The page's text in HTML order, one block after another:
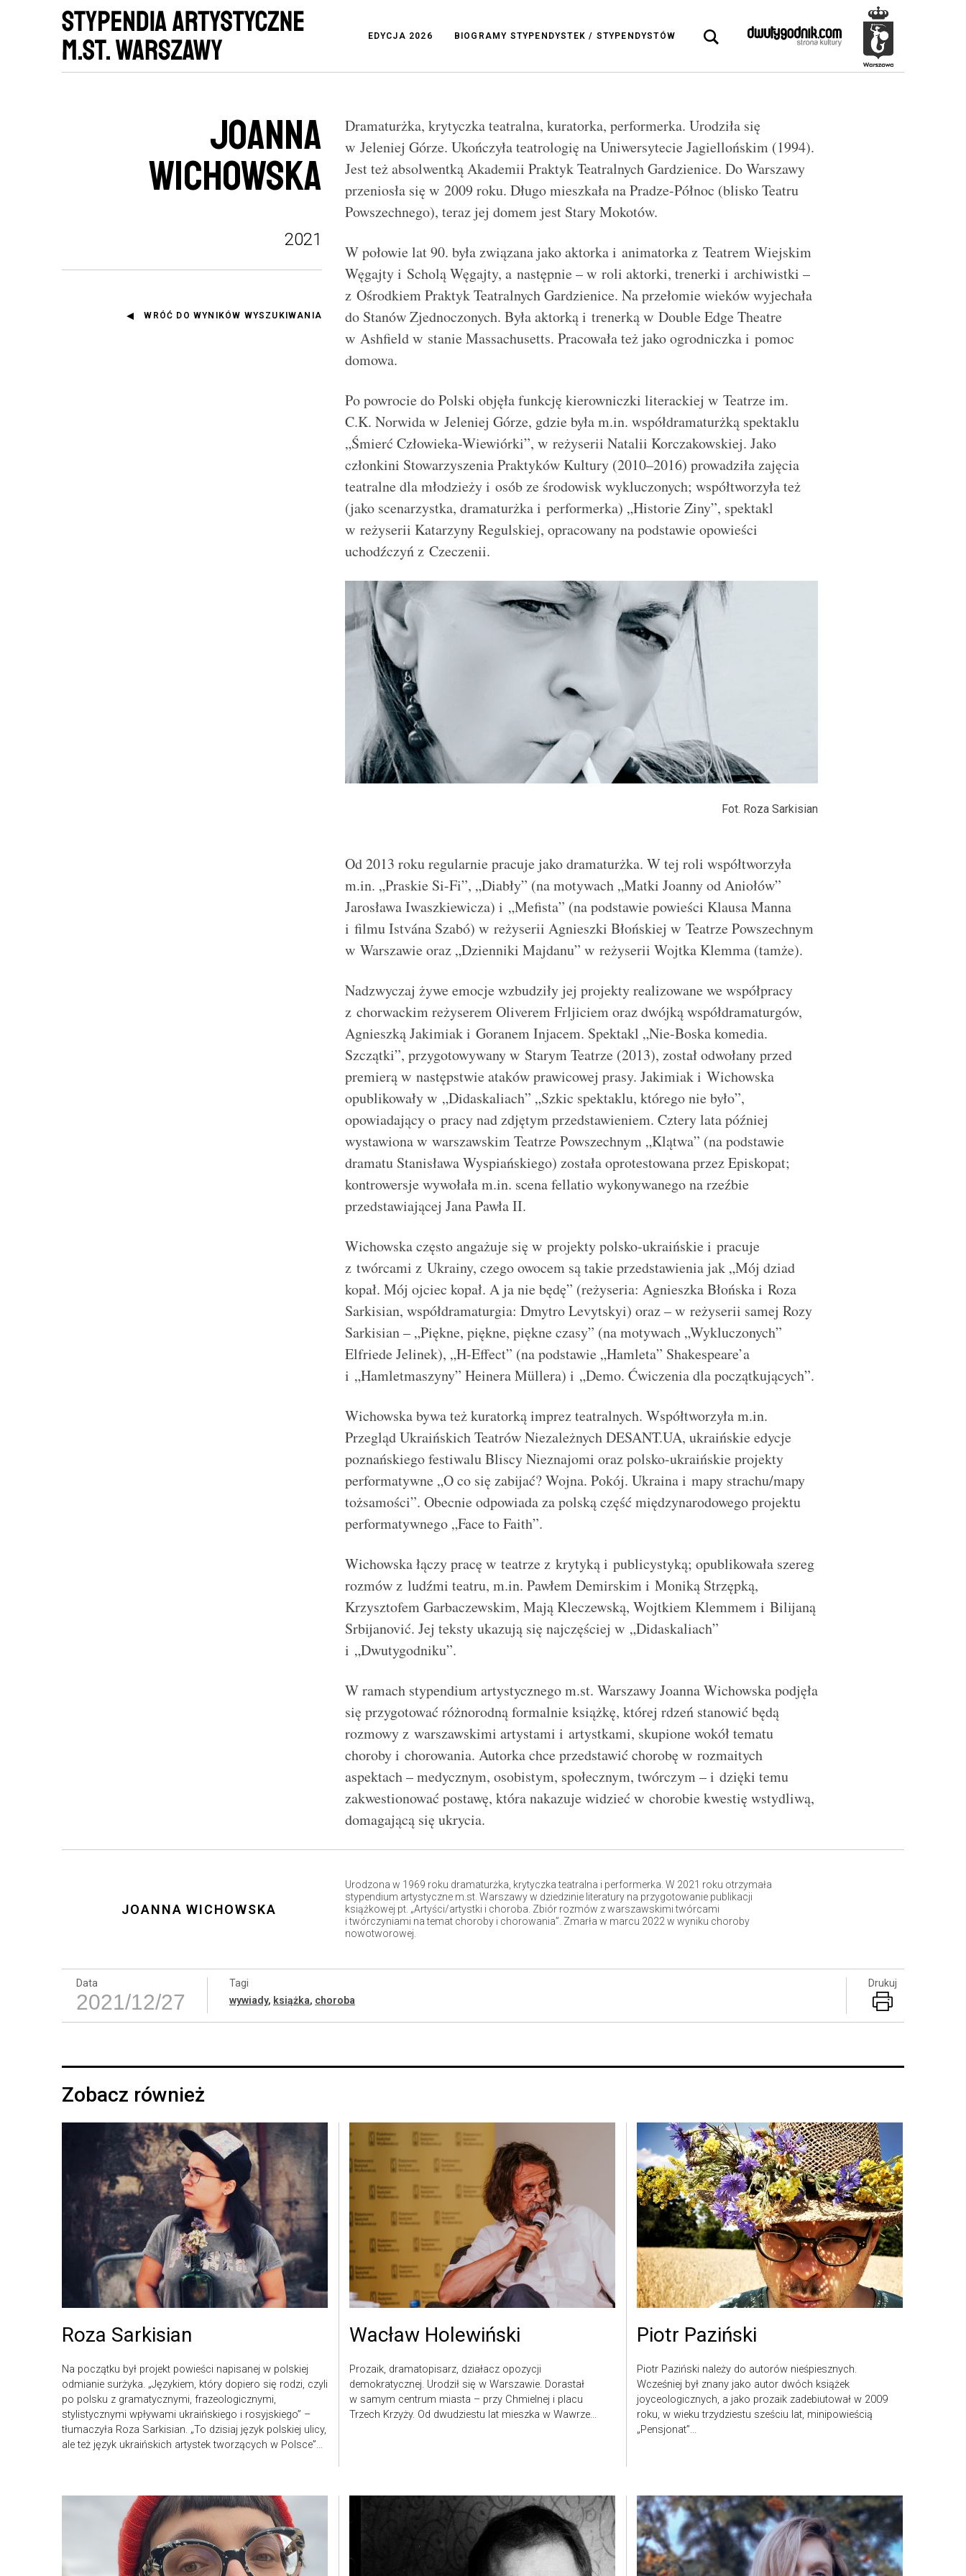
EDYCJA 2026 BIOGRAMY STYPENDYSTEK / STYPENDYSTÓW
JOANNA
WICHOWSKA
2021
WRÓĆ DO WYNIKÓW WYSZUKIWANIA
Dramaturżka, krytyczka teatralna, kuratorka, performerka. Urodziła się
w Jeleniej Górze. Ukończyła teatrologię na Uniwersytecie Jagiellońskim (1994).
Jest też absolwentką Akademii Praktyk Teatralnych Gardzienice. Do Warszawy
przeniosła się w 2009 roku. Długo mieszkała na Pradze-Północ (blisko Teatru
Powszechnego), teraz jej domem jest Stary Mokotów.
W połowie lat 90. była związana jako aktorka i animatorka z Teatrem Wiejskim
Węgajty i Scholą Węgajty, a następnie – w roli aktorki, trenerki i archiwistki –
z Ośrodkiem Praktyk Teatralnych Gardzienice. Na przełomie wieków wyjechała
do Stanów Zjednoczonych. Była aktorką i trenerką w Double Edge Theatre
w Ashfield w stanie Massachusetts. Pracowała też jako ogrodniczka i pomoc
domowa.
Po powrocie do Polski objęła funkcję kierowniczki literackiej w Teatrze im.
C.K. Norwida w Jeleniej Górze, gdzie była m.in. współdramaturżką spektaklu
„Śmierć Człowieka-Wiewiórki”, w reżyserii Natalii Korczakowskiej. Jako
członkini Stowarzyszenia Praktyków Kultury (2010–2016) prowadziła zajęcia
teatralne dla młodzieży i osób ze środowisk wykluczonych; współtworzyła też
(jako scenarzystka, dramaturżka i performerka) „Historie Ziny”, spektakl
w reżyserii Katarzyny Regulskiej, opracowany na podstawie opowieści
uchodźczyń z Czeczenii.
Fot. Roza Sarkisian
Od 2013 roku regularnie pracuje jako dramaturżka. W tej roli współtworzyła
m.in. „Praskie Si-Fi”, „Diabły” (na motywach „Matki Joanny od Aniołów”
Jarosława Iwaszkiewicza) i „Mefista” (na podstawie powieści Klausa Manna
i filmu Istvána Szabó) w reżyserii Agnieszki Błońskiej w Teatrze Powszechnym
w Warszawie oraz „Dzienniki Majdanu” w reżyserii Wojtka Klemma (tamże).
Nadzwyczaj żywe emocje wzbudziły jej projekty realizowane we współpracy
z chorwackim reżyserem Oliverem Frljiciem oraz dwójką współdramaturgów,
Agnieszką Jakimiak i Goranem Injacem. Spektakl „Nie-Boska komedia.
Szczątki”, przygotowywany w Starym Teatrze (2013), został odwołany przed
premierą w następstwie ataków prawicowej prasy. Jakimiak i Wichowska
opublikowały w „Didaskaliach” „Szkic spektaklu, którego nie było”,
opowiadający o pracy nad zdjętym przedstawieniem. Cztery lata później
wystawiona w warszawskim Teatrze Powszechnym „Klątwa” (na podstawie
dramatu Stanisława Wyspiańskiego) została oprotestowana przez Episkopat;
kontrowersje wywołała m.in. scena fellatio wykonywanego na rzeźbie
przedstawiającej Jana Pawła II.
Wichowska często angażuje się w projekty polsko-ukraińskie i pracuje
z twórcami z Ukrainy, czego owocem są takie przedstawienia jak „Mój dziad
kopał. Mój ojciec kopał. A ja nie będę” (reżyseria: Agnieszka Błońska i Roza
Sarkisian, współdramaturgia: Dmytro Levytskyi) oraz – w reżyserii samej Rozy
Sarkisian – „Piękne, piękne, piękne czasy” (na motywach „Wykluczonych”
Elfriede Jelinek), „H-Effect” (na podstawie „Hamleta” Shakespeare’a
i „Hamletmaszyny” Heinera Müllera) i „Demo. Ćwiczenia dla początkujących”.
Wichowska bywa też kuratorką imprez teatralnych. Współtworzyła m.in.
Przegląd Ukraińskich Teatrów Niezależnych DESANT.UA, ukraińskie edycje
poznańskiego festiwalu Bliscy Nieznajomi oraz polsko-ukraińskie projekty
performatywne „O co się zabijać? Wojna. Pokój. Ukraina i mapy strachu/mapy
tożsamości”. Obecnie odpowiada za polską część międzynarodowego projektu
performatywnego „Face to Faith”.
Wichowska łączy pracę w teatrze z krytyką i publicystyką; opublikowała szereg
rozmów z ludźmi teatru, m.in. Pawłem Demirskim i Moniką Strzępką,
Krzysztofem Garbaczewskim, Mają Kleczewską, Wojtkiem Klemmem i Bilijaną
Srbijanović. Jej teksty ukazują się najczęściej w „Didaskaliach”
i „Dwutygodniku”.
W ramach stypendium artystycznego m.st. Warszawy Joanna Wichowska podjęła
się przygotować różnorodną formalnie książkę, której rdzeń stanowić będą
rozmowy z warszawskimi artystami i artystkami, skupione wokół tematu
choroby i chorowania. Autorka chce przedstawić chorobę w rozmaitych
aspektach – medycznym, osobistym, społecznym, twórczym – i dzięki temu
zakwestionować postawę, która nakazuje widzieć w chorobie kwestię wstydliwą,
domagającą się ukrycia.
JOANNA WICHOWSKA
Urodzona w 1969 roku dramaturżka, krytyczka teatralna i performerka. W 2021 roku otrzymała
stypendium artystyczne m.st. Warszawy w dziedzinie literatury na przygotowanie publikacji
książkowej pt. „Artyści/artystki i choroba. Zbiór rozmów z warszawskimi twórcami
i twórczyniami na temat choroby i chorowania”. Zmarła w marcu 2022 w wyniku choroby
nowotworowej.
Drukuj
Data
2021/12/27
Tagi
wywiady, książka, choroba
Zobacz również
Roza Sarkisian
Na początku był projekt powieści napisanej w polskiej
odmianie surżyka. „Językiem, który dopiero się rodzi, czyli
po polsku z gramatycznymi, frazeologicznymi,
stylistycznymi wpływami ukraińskiego i rosyjskiego” –
tłumaczyła Roza Sarkisian. „To dzisiaj język polskiej ulicy,
ale też język ukraińskich artystek tworzących w Polsce”...
Wacław Holewiński
Prozaik, dramatopisarz, działacz opozycji
demokratycznej. Urodził się w Warszawie. Dorastał
w samym centrum miasta – przy Chmielnej i placu
Trzech Krzyży. Od dwudziestu lat mieszka w Wawrze...
Piotr Paziński
Piotr Paziński należy do autorów nieśpiesznych.
Wcześniej był znany jako autor dwóch książek
joyceologicznych, a jako prozaik zadebiutował w 2009
roku, w wieku trzydziestu sześciu lat, minipowieścią
„Pensjonat”...